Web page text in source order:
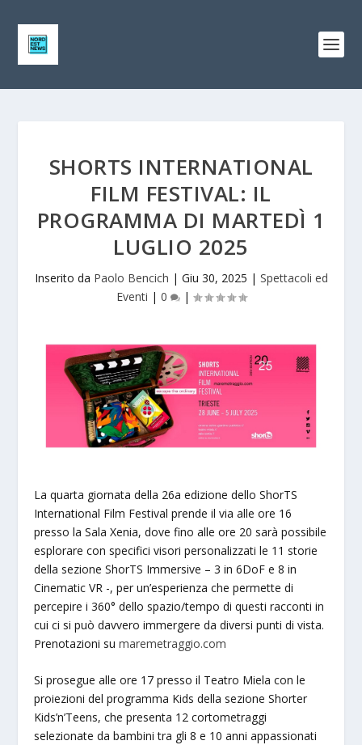
SHORTS INTERNATIONAL
FILM FESTIVAL: IL
PROGRAMMA DI MARTEDÌ 1
LUGLIO 2025
Inserito da Paolo Bencich | Giu 30, 2025 | Spettacoli ed
Eventi | 0 |
La quarta giornata della 26a edizione dello ShorTS
International Film Festival prende il via alle ore 16
presso la Sala Xenia, dove fino alle ore 20 sarà possibile
esplorare con specifici visori personalizzati le 11 storie
della sezione ShorTS Immersive – 3 in 6DoF e 8 in
Cinematic VR -, per un’esperienza che permette di
percepire i 360° dello spazio/tempo di questi racconti in
cui ci si può davvero immergere da diversi punti di vista.
Prenotazioni sumaremetraggio.com
Si prosegue alle ore 17 presso il Teatro Miela con le
proiezioni del programma Kids della sezione Shorter
Kids’n’Teens, che presenta 12 cortometraggi
selezionate da bambini tra gli 8 e 10 anni appassionati